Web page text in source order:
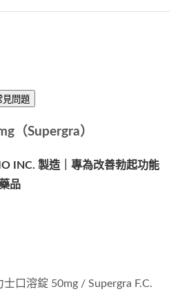
見問題
（Supergra）
INC. 製造｜專為改善勃起功能
品
士口溶錠 50mg / Supergra F.C.